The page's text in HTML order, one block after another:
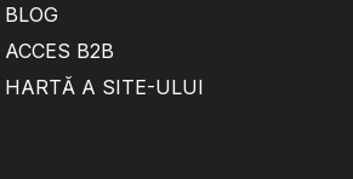
BLOG
ACCES B2B
HARTĂ A SITE-ULUI